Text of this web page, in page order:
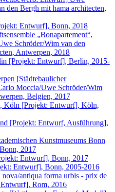
den Bergh mit hama architecten,
Entwurf], Bonn, 2018
„Bonapartement“,
Schröder/Wim van den
Antwerpen, 2018
[Projekt: Entwurf], Berlin, 2015-
[Städtebaulicher
Moccia/Uwe Schröder/Wim
Belgien, 2017
Köln [Projekt: Entwurf], Köln,
[Projekt: Entwurf, Ausführung],
Kunstmuseums Bonn
2017
Entwurf], Bonn, 2017
Entwurf], Bonn, 2005-2016
antiqua forma urbis - prix de
Rom, 2016